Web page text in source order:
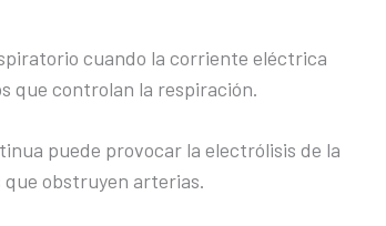
cuando la corriente eléctrica
que controlan la respiración.
puede provocar la electrólisis de la
obstruyen arterias.